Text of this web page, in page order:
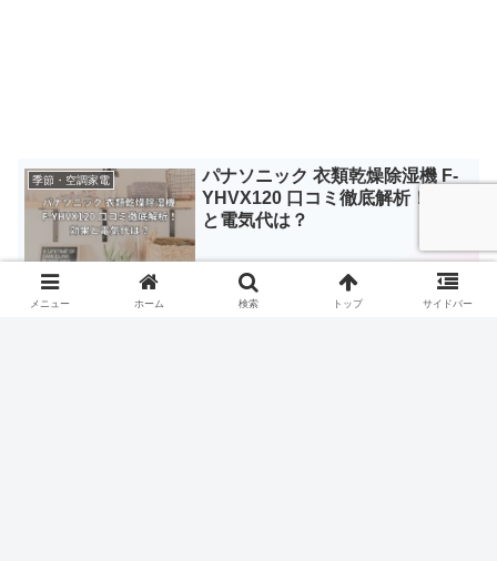
季節・空調家電
パナソニック 衣類乾燥除湿機 F-
YHVX120 口コミ徹底解析！効果
と電気代は？
メニュー ホーム 検索 トップ サイドバー